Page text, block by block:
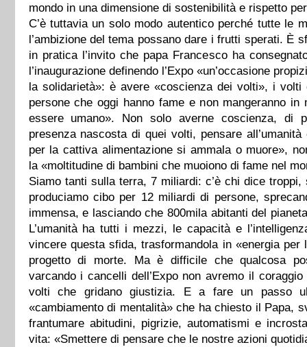
mondo in una dimensione di sostenibilità e rispetto
C’è tuttavia un solo modo autentico perché tutte le
l’ambizione del tema possano dare i frutti sperati. È
in pratica l’invito che papa Francesco ha
l’inaugurazione definendo l’Expo «un’occasione
la solidarietà»: è avere «coscienza dei volti», i volti
persone che oggi hanno fame e non mangeranno in
essere umano». Non solo averne coscienza, di
presenza nascosta di quei volti, pensare
per la cattiva alimentazione si ammala o muore»,
la «moltitudine di bambini che muoiono di fame nel
Siamo tanti sulla terra, 7 miliardi: c’è chi dice troppi,
produciamo cibo per 12 miliardi di persone,
immensa, e lasciando che 800mila abitanti del
L’umanità ha tutti i mezzi, le capacità e
vincere questa sfida, trasformandola in «energia per
progetto di morte. Ma è difficile che qualcosa
varcando i cancelli dell’Expo non avremo il
volti che gridano giustizia. E a fare un passo
«cambiamento di mentalità» che ha chiesto il Papa,
frantumare abitudini, pigrizie, automatismi e
vita: «Smettere di pensare che le nostre azioni